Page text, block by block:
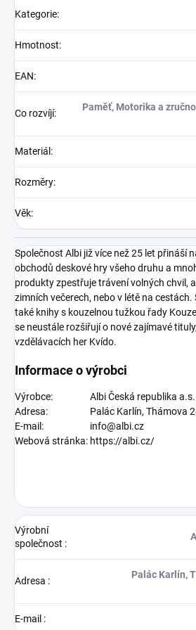
Kategorie:
Hmotnost:
EAN:
Co rozvíjí:
Paměť, Motorika a
Materiál :
Rozměry:
Věk:
Společnost Albi již více než 25 let přináší
obchodů deskové hry všeho druhu a
produkty zpestřuje trávení volných chvil,
zimních večerech, nebo v létě na
také knihy s kouzelnou tužkou řady
se neustále rozšiřují o nové zajímavé
vzdělávacích her Kvído.
Informace o výrobci
Výrobce:
Albi Česká republika a.s.
Adresa:
Palác Karlín, Thámova
E-mail:
info@albi.cz
Webová stránka: https://albi.cz/
Výrobní
společnost :
Adresa :
Palác Karlín,
E-mail :